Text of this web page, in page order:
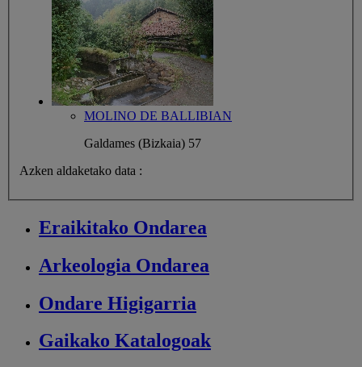
MOLINO DE BALLIBIAN
Galdames (Bizkaia) 57
Azken aldaketako data :
Eraikitako Ondarea
Arkeologia Ondarea
Ondare Higigarria
Gaikako Katalogoak